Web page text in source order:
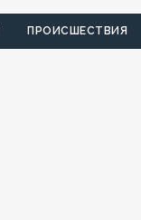
ПРОИСШЕСТВИЯ